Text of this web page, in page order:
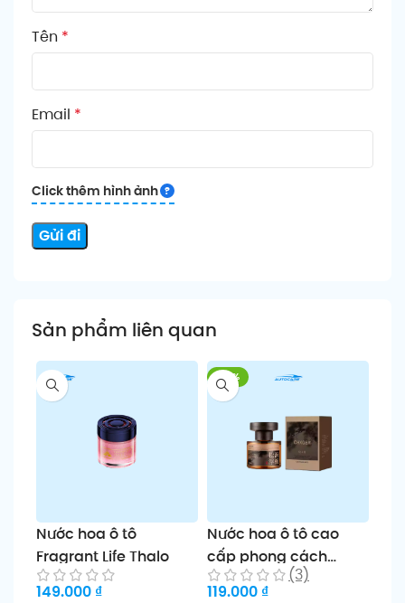
Tên *
Email *
Click thêm hình ảnh
Sản phẩm liên quan
Nước hoa ô tô
Fragrant Life Thalo
149.000 ₫
-30%
Nước hoa ô tô cao
cấp phong cách
Trung Quốc CHXGER
(3)
119.000 ₫